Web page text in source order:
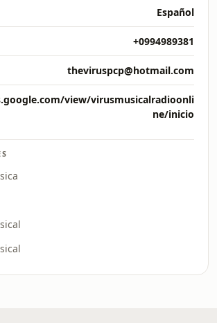
Español
+0994989381
theviruspcp@hotmail.com
view/virusmusicalradioonli
ne/inicio